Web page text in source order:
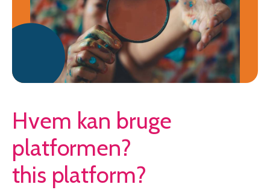
Hvem kan bruge
platformen?
this platform?